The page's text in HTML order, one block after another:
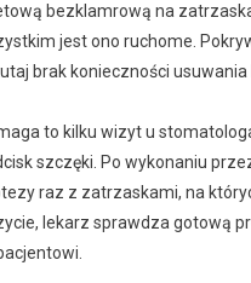
bezklamrową na
jest ono ruchome.
brak konieczności
to kilku wizyt u
szczęki. Po wykonaniu
raz z zatrzaskami, na
lekarz sprawdza gotową